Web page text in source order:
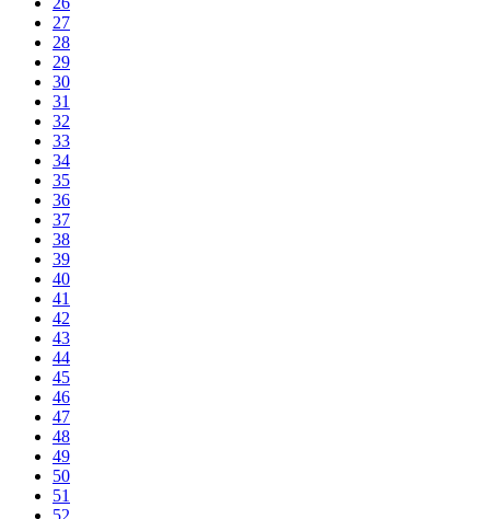
27
28
29
30
31
32
33
34
35
36
37
38
39
40
41
42
43
44
45
46
47
48
49
50
51
52